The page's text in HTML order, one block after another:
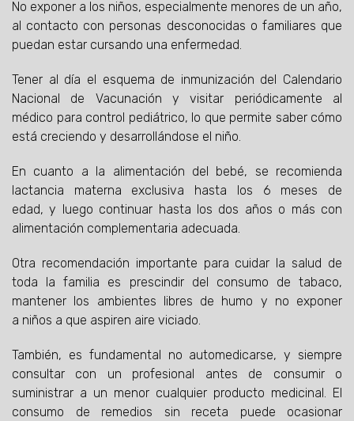
No exponer a los niños, especialmente menores de un año,
al contacto con personas desconocidas o familiares que
puedan estar cursando una enfermedad.
Tener al día el esquema de inmunización del Calendario
Nacional de Vacunación y visitar periódicamente al
médico para control pediátrico, lo que permite saber cómo
está creciendo y desarrollándose el niño.
En cuanto a la alimentación del bebé, se recomienda
lactancia materna exclusiva hasta los 6 meses de
edad, y luego continuar hasta los dos años o más con
alimentación complementaria adecuada.
Otra recomendación importante para cuidar la salud de
toda la familia es prescindir del consumo de tabaco,
mantener los ambientes libres de humo y no exponer
a niños a que aspiren aire viciado.
También, es fundamental no automedicarse, y siempre
consultar con un profesional antes de consumir o
suministrar a un menor cualquier producto medicinal. El
consumo de remedios sin receta puede ocasionar